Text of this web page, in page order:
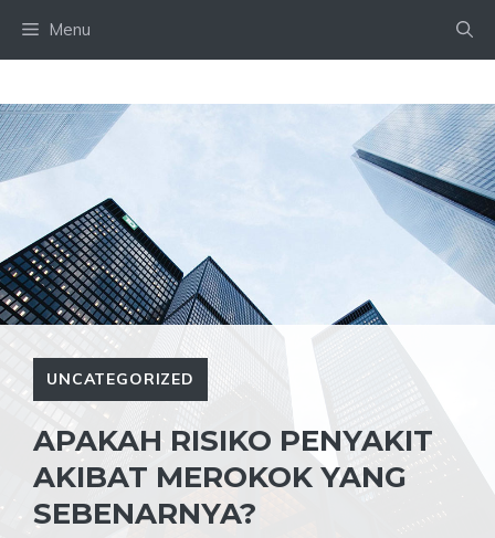
Menu
UNCATEGORIZED
APAKAH RISIKO PENYAKIT
AKIBAT MEROKOK YANG
SEBENARNYA?